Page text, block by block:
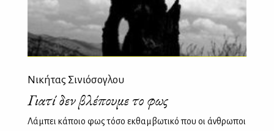
Νικήτας Σινιόσογλου
Γιατί δεν βλέπουμε το φως
Λάμπει κάποιο φως τόσο εκθαμβωτικό που οι άνθρωποι